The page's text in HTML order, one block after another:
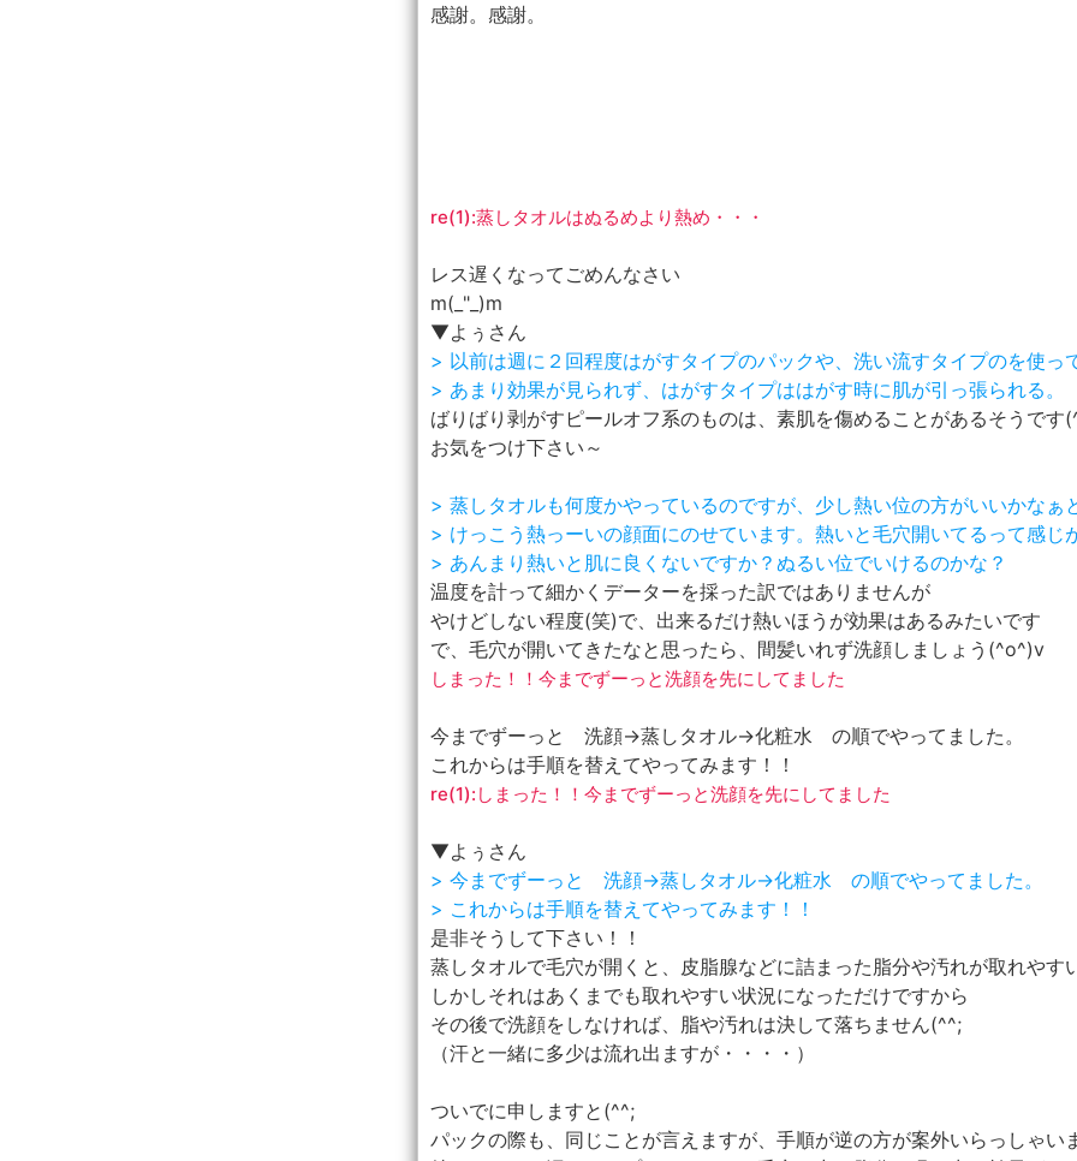
感謝。感謝。
re(1):蒸しタオルはぬるめより熱め・・・
レス遅くなってごめんなさい
m(_"_)m
▼よぅさん
> 以前は週に２回程度はがすタイプのパックや、洗い流すタイプのを使っ
> あまり効果が見られず、はがすタイプははがす時に肌が引っ張られる。
ばりばり剥がすピールオフ系のものは、素肌を傷めることがあるそうです
お気をつけ下さい～
> 蒸しタオルも何度かやっているのですが、少し熱い位の方がいいかなぁ
> けっこう熱っーいの顔面にのせています。熱いと毛穴開いてるって感じ
> あんまり熱いと肌に良くないですか？ぬるい位でいけるのかな？
温度を計って細かくデーターを採った訳ではありませんが
やけどしない程度(笑)で、出来るだけ熱いほうが効果はあるみたいです
で、毛穴が開いてきたなと思ったら、間髪いれず洗顔しましょう(^o^)v
しまった！！今までずーっと洗顔を先にしてました
今までずーっと 洗顔→蒸しタオル→化粧水 の順でやってました。
これからは手順を替えてやってみます！！
re(1):しまった！！今までずーっと洗顔を先にしてました
▼よぅさん
> 今までずーっと 洗顔→蒸しタオル→化粧水 の順でやってました。
> これからは手順を替えてやってみます！！
是非そうして下さい！！
蒸しタオルで毛穴が開くと、皮脂腺などに詰まった脂分や汚れが取れやす
しかしそれはあくまでも取れやすい状況になっただけですから
その後で洗顔をしなければ、脂や汚れは決して落ちません(^^;
（汗と一緒に多少は流れ出ますが・・・・）
ついでに申しますと(^^;
パックの際も、同じことが言えますが、手順が逆の方が案外いらっしゃい